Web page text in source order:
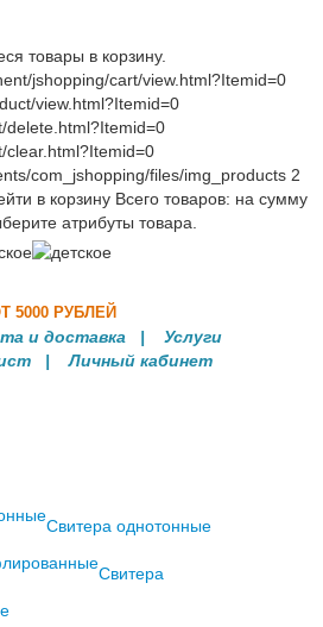
товары в корзину.
jshopping/cart/view.html?Itemid=0
view.html?Itemid=0
delete.html?Itemid=0
com_jshopping/files/img_products 2
в корзину Всего товаров: на сумму
атрибуты товара.
5000 РУБЛЕЙ
и доставка | Услуги
|Личный кабинет
Свитера однотонные
Свитера